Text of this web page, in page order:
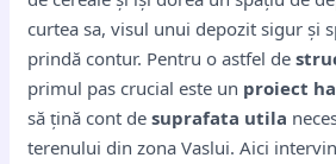
curtea sa, visul unui depozit sigur și
prindă contur. Pentru o astfel de
primul pas crucial este un proiect
să țină cont desuprafata utila
terenului din zona Vaslui. Aici